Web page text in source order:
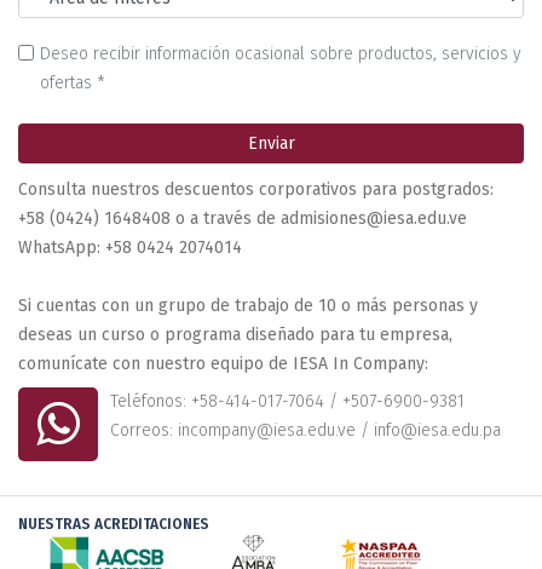
Deseo recibir información ocasional sobre productos, servicios y
ofertas *
Enviar
Consulta nuestros descuentos corporativos para postgrados:
+58 (0424) 1648408 o a través de admisiones@iesa.edu.ve
WhatsApp: +58 0424 2074014
Si cuentas con un grupo de trabajo de 10 o más personas y
deseas un curso o programa diseñado para tu empresa,
comunícate con nuestro equipo de IESA In Company:
Teléfonos: +58-414-017-7064 / +507-6900-9381
Correos: incompany@iesa.edu.ve / info@iesa.edu.pa
NUESTRAS ACREDITACIONES